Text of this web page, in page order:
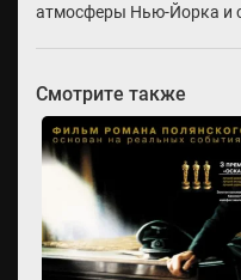
атмосферы Нью-Йорка и
Смотрите также